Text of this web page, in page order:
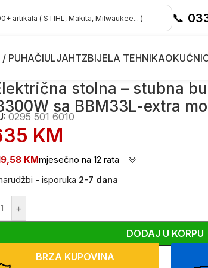
📞
/ PUHAČIULJAHTZBIJELA TEHNIKA
bušilica Golz KB500 3300W sa BBM33L-
stolna – stubna
sa BBM33L-extra
0295 501 6010
KM
KMmjesečno na 12 rata
- isporuka 2-7 dana
+
DODAJ U KORPU
BRZA KUPOVINA